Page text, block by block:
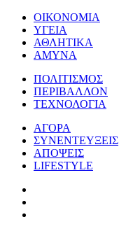
ΟΙΚΟΝΟΜΙΑ
ΥΓΕΙΑ
ΑΘΛΗΤΙΚΑ
ΑΜΥΝΑ
ΠΟΛΙΤΙΣΜΟΣ
ΠΕΡΙΒΑΛΛΟΝ
ΤΕΧΝΟΛΟΓΙΑ
ΑΓΟΡΑ
ΣΥΝΕΝΤΕΥΞΕΙΣ
ΑΠΟΨΕΙΣ
LIFESTYLE